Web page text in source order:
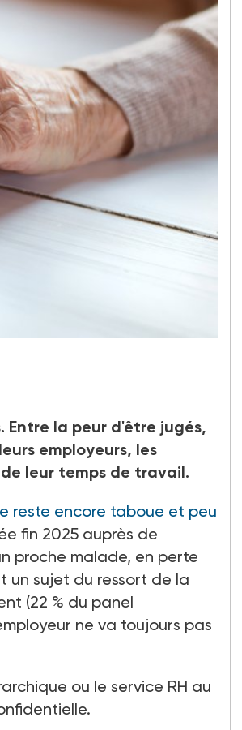
jusitifié par la volonté de
Entre la peur d'être jugés,
employeurs, les
leur temps de travail.
reste encore taboue et peu
fin 2025 auprès de
proche malade, en perte
un sujet du ressort de la
(22 % du panel
ne va toujours pas
ou le service RH au